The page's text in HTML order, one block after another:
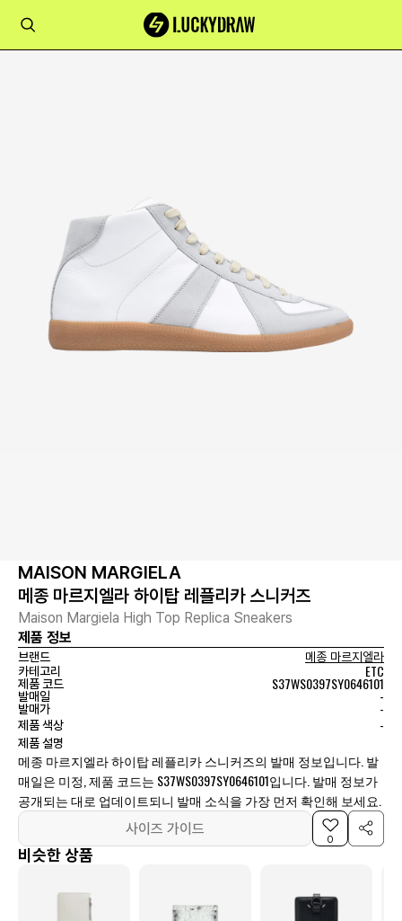
MAISON MARGIELA
메종 마르지엘라 하이탑 레플리카 스니커즈
Maison Margiela High Top Replica Sneakers
제품 정보
브랜드
메종 마르지엘라
카테고리
ETC
제품 코드 S37WS0397SY0646101
발매일 -
발매가 -
제품 색상 -
제품 설명
메종 마르지엘라 하이탑 레플리카 스니커즈의 발매 정보입니다. 발
매일은 미정, 제품 코드는 S37WS0397SY0646101입니다. 발매 정보가
공개되는 대로 업데이트되니 발매 소식을 가장 먼저 확인해 보세요.
사이즈 가이드
0
비슷한 상품